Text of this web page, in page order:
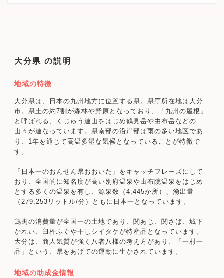
大分県 の説明
地域の特徴
大分県は、日本の九州地方に位置する県。県庁所在地は大分
市。県土の約7割が森林や野原となっており、「九州の屋根」
と呼ばれる、くじゅう連山をはじめ鶴見岳や由布岳などの
山々が連なっています。県南部の沿岸部は雨の多い地区であ
り、1年を通じて高温多湿な気候となっていることが特徴で
す。
「日本一のおんせん県おおいた」をキャッチフレーズにして
おり、全国的に知名度が高い別府温泉や由布院温泉をはじめ
とする多くの温泉を有し、源泉数（4,445か所）、湧出量
（279,253リットル/分）ともに日本一となっています。
鶏肉の消費量が全国一の土地であり、関あじ、関さば、城下
かれい、臼杵ふぐや干しシイタケが特産品となっています。
大分は、商人気質が強く八者八様の考え方があり、「一村一
品」という、県をあげての運動に生かされています。
地域の助成金情報